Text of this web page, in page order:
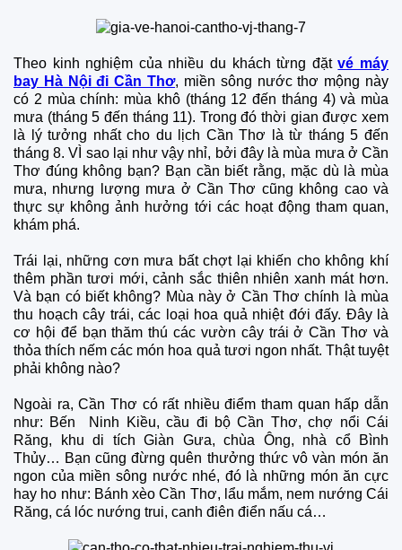
Theo kinh nghiệm của nhiều du khách từng đặtvé máy
bay Hà Nội đi Cần Thơ, miền sông nước thơ mộng này
có 2 mùa chính: mùa khô (tháng 12 đến tháng 4) và mùa
mưa (tháng 5 đến tháng 11). Trong đó thời gian được xem
là lý tưởng nhất cho du lịch Cần Thơ là từ tháng 5 đến
tháng 8. VÌ sao lại như vậy nhỉ, bởi đây là mùa mưa ở Cần
Thơ đúng không bạn? Bạn cần biết rằng, mặc dù là mùa
mưa, nhưng lượng mưa ở Cần Thơ cũng không cao và
thực sự không ảnh hưởng tới các hoạt động tham quan,
khám phá.
Trái lại, những cơn mưa bất chợt lại khiến cho không khí
thêm phần tươi mới, cảnh sắc thiên nhiên xanh mát hơn.
Và bạn có biết không? Mùa này ở Cần Thơ chính là mùa
thu hoạch cây trái, các loại hoa quả nhiệt đới đấy. Đây là
cơ hội để bạn thăm thú các vườn cây trái ở Cần Thơ và
thỏa thích nếm các món hoa quả tươi ngon nhất. Thật tuyệt
phải không nào?
Ngoài ra, Cần Thơ có rất nhiều điểm tham quan hấp dẫn
như: Bến Ninh Kiều, cầu đi bộ Cần Thơ, chợ nổi Cái
Răng, khu di tích Giàn Gưa, chùa Ông, nhà cổ Bình
Thủy… Bạn cũng đừng quên thưởng thức vô vàn món ăn
ngon của miền sông nước nhé, đó là những món ăn cực
hay ho như: Bánh xèo Cần Thơ, lẩu mắm, nem nướng Cái
Răng, cá lóc nướng trui, canh điên điển nấu cá…